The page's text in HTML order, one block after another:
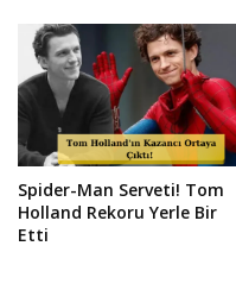
Spider-Man Serveti! Tom
Holland Rekoru Yerle Bir
Etti